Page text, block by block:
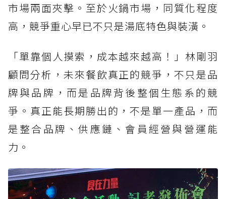
市場兩面夾擊。至於火鍋市場，同質化程度
高，競爭重心早已不只是湯底特色與裝潢。
「單靠個人摸索，成本越來越高！」林剛羽
顧問分析，未來餐飲真正的競爭，不只是品
牌與品牌，而是品牌背後整個生態系的競
爭。真正能長期勝出的，不是單一產品，而
是整合品牌、供應鏈、會員經營與營運能
力。